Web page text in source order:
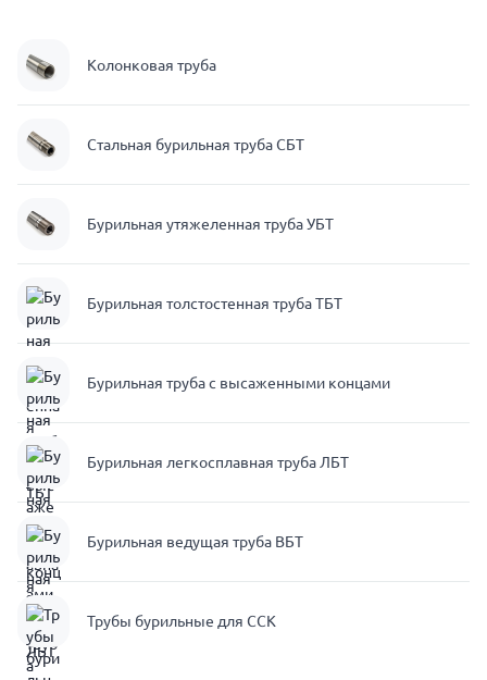
Колонковая труба
Стальная бурильная труба СБТ
Бурильная утяжеленная труба УБТ
Бурильная толстостенная труба ТБТ
Бурильная труба с высаженными концами
Бурильная легкосплавная труба ЛБТ
Бурильная ведущая труба ВБТ
Трубы бурильные для ССК